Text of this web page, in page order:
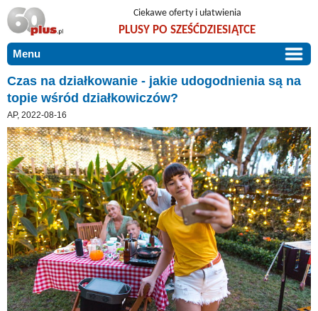
Ciekawe oferty i ułatwienia
PLUSY PO SZEŚĆDZIESIĄTCE
Menu
START
PROMOCJE
ARTYKUŁY
Szczególnie polecamy
Użyteczne porady
Szlachetne zdrowie
Mieszkaj wygodnie i bez barier
Warto wiedzieć!
Podróże i wypoczynek
Taniej, okazyjnie, specjalnie dla 60plus
DLA BLISKICH
ZGŁOŚ OFERTĘ
O NAS
KONTAKT
Czas na działkowanie - jakie udogodnienia są na
topie wśród działkowiczów?
AP, 2022-08-16